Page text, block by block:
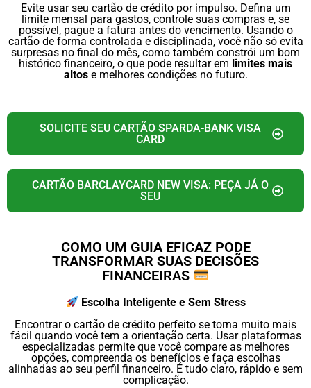
Evite usar seu cartão de crédito por impulso. Defina um
limite mensal para gastos, controle suas compras e, se
possível, pague a fatura antes do vencimento. Usando o
cartão de forma controlada e disciplinada, você não só evita
surpresas no final do mês, como também constrói um bom
histórico financeiro, o que pode resultar em limites mais
altose melhores condições no futuro.
SOLICITE SEU CARTÃO SPARDA-BANK VISA
CARD
CARTÃO BARCLAYCARD NEW VISA: PEÇA JÁ O
SEU
COMO UM GUIA EFICAZ PODE
TRANSFORMAR SUAS DECISÕES
FINANCEIRAS
Escolha Inteligente e Sem Stress
Encontrar o cartão de crédito perfeito se torna muito mais
fácil quando você tem a orientação certa. Usar plataformas
especializadas permite que você compare as melhores
opções, compreenda os benefícios e faça escolhas
alinhadas ao seu perfil financeiro. É tudo claro, rápido e sem
complicação.